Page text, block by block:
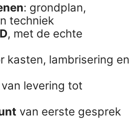
: grondplan,
techniek
, met de echte
kasten, lambrisering en
van levering tot
van eerste gesprek